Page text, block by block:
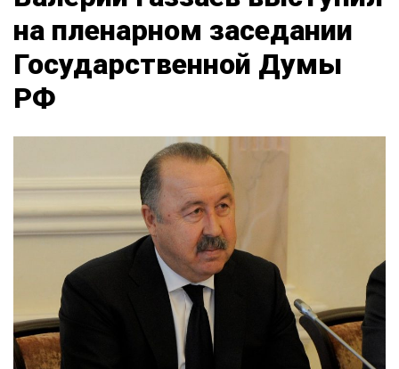
на пленарном заседании
Государственной Думы
РФ